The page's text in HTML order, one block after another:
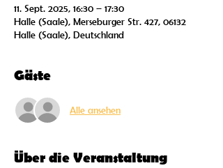
11. Sept. 2025, 16:30 – 17:30
Halle (Saale), Merseburger Str. 427, 06132
Halle (Saale), Deutschland
Gäste
Alle ansehen
Über die Veranstaltung